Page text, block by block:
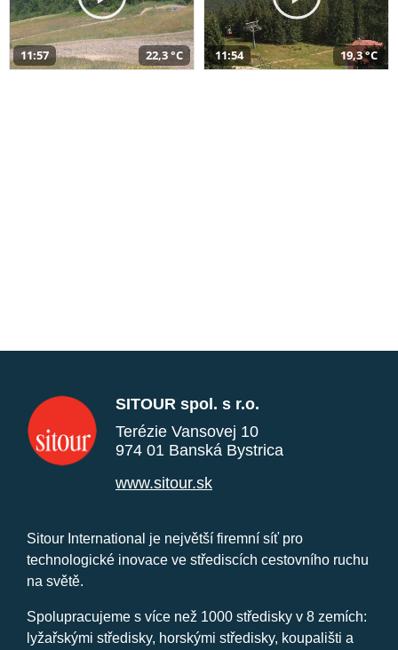
11:57 22,3 °C 11:54 19,3 °C
SITOUR spol. s r.o.
Terézie Vansovej 10
974 01 Banská Bystrica
www.sitour.sk
Sitour International je největší firemní síť pro
technologické inovace ve střediscích cestovního ruchu
na světě.
Spolupracujeme s více než 1000 středisky v 8 zemích:
lyžařskými středisky, horskými středisky, koupališti a